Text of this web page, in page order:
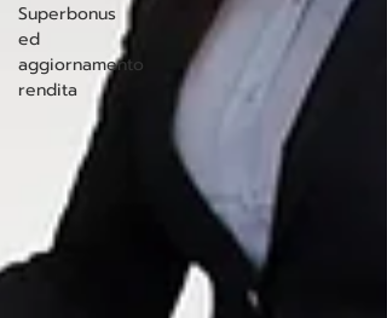
Superbonus
ed
aggiornamento
rendita